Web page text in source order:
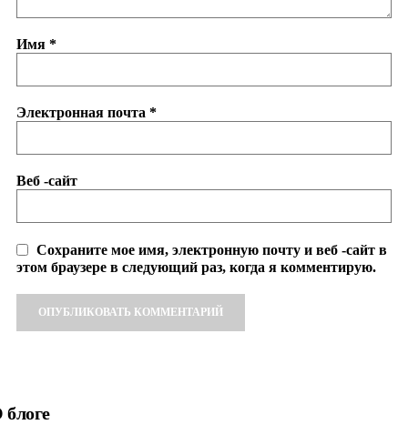
Имя *
Электронная почта *
Веб -сайт
Сохраните мое имя, электронную почту и веб -сайт в
этом браузере в следующий раз, когда я комментирую.